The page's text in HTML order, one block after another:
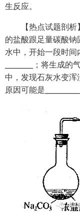
生反应。
【热点试题剖
的盐酸跟足量碳酸
水中，开始一段时
________；将生成
中，发现石灰水变
原因可能是__________